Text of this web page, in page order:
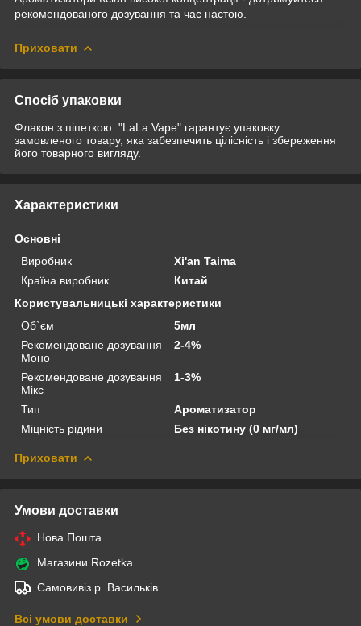
рекомендованого дозування та час настою.
Приховати
Спосіб упаковки
Флакон з піпеткою. "LaLa Vape" гарантує упаковку
замовленого товару, яка забезпечить цілісність і збереження
його товарного вигляду.
Характеристики
Основні
Виробник
Xi'an Taima
Країна виробник
Китай
Користувальницькі характеристики
Об`єм
5мл
Рекомендоване дозування
Моно
2-4%
Рекомендоване дозування
Мікс
1-3%
Тип
Ароматизатор
Міцність рідини
Без нікотину (0 мг/мл)
Приховати
Умови доставки
Нова Пошта
Магазини Rozetka
Самовивіз р. Васильків
Всі умови доставки